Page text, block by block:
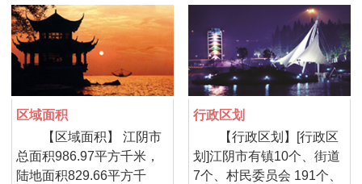
区域面积
【区域面积】 江阴市
总面积986.97平方千米，
陆地面积829.66平方千
行政区划
【行政区划】[行政区
划]江阴市有镇10个、街道
7个、村民委员会 191个、